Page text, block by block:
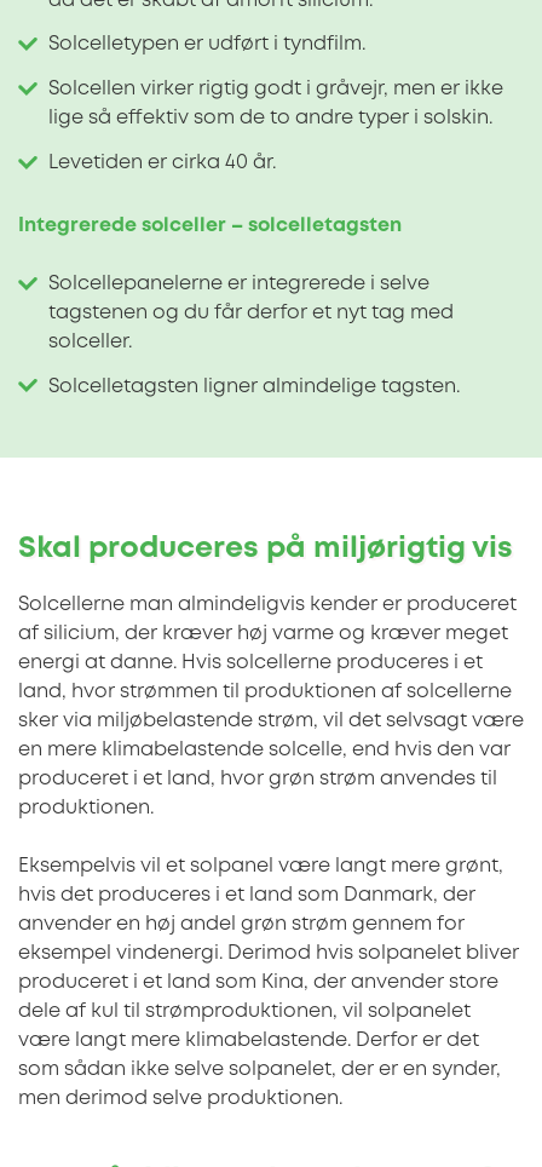
Solcelletypen er udført i tyndfilm.
Solcellen virker rigtig godt i gråvejr, men er ikke
lige så effektiv som de to andre typer i solskin.
Levetiden er cirka 40 år.
ntegrerede solceller – solcelletagsten
Solcellepanelerne er integrerede i selve
tagstenen og du får derfor et nyt tag med
solceller.
Solcelletagsten ligner almindelige tagsten.
Skal produceres på miljørigtig vis
Solcellerne man almindeligvis kender er produceret
af silicium, der kræver høj varme og kræver meget
energi at danne. Hvis solcellerne produceres i et
land, hvor strømmen til produktionen af solcellerne
sker via miljøbelastende strøm, vil det selvsagt være
en mere klimabelastende solcelle, end hvis den var
produceret i et land, hvor grøn strøm anvendes til
produktionen.
Eksempelvis vil et solpanel være langt mere grønt,
hvis det produceres i et land som Danmark, der
anvender en høj andel grøn strøm gennem for
eksempel vindenergi. Derimod hvis solpanelet bliver
produceret i et land som Kina, der anvender store
dele af kul til strømproduktionen, vil solpanelet
være langt mere klimabelastende. Derfor er det
som sådan ikke selve solpanelet, der er en synder,
men derimod selve produktionen.